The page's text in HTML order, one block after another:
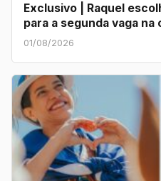
Exclusivo | Raquel
para a segunda vaga na
01/08/2026